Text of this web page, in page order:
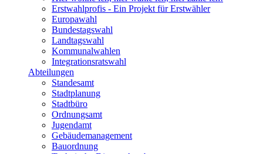
Erstwahlprofis - Ein Projekt für Erstwähler
Europawahl
Bundestagswahl
Landtagswahl
Kommunalwahlen
Integrationsratswahl
Abteilungen
Standesamt
Stadtplanung
Stadtbüro
Ordnungsamt
Jugendamt
Gebäudemanagement
Bauordnung